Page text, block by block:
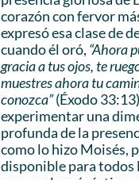
corazón con fervor
expresó esa clase de
cuando él oró, “Ahora
gracia a tus ojos, te
muestres ahora tu
conozca”(Éxodo
experimentar una
profunda de la
como lo hizo Moisés,
disponible para todos